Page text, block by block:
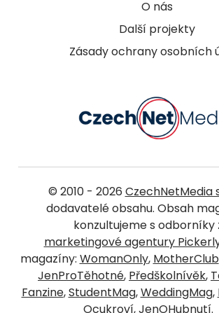
O nás
Další projekty
Zásady ochrany osobních
© 2010 - 2026 CzechNetMedia
dodavatelé obsahu. Obsah
konzultujeme s odborníky
marketingové agentury
magazíny: WomanOnly, MotherClub
JenProTěhotné, Předškolnívěk,
Fanzine,StudentMag,WeddingMag,
Ocukroví,JenOHubnutí.